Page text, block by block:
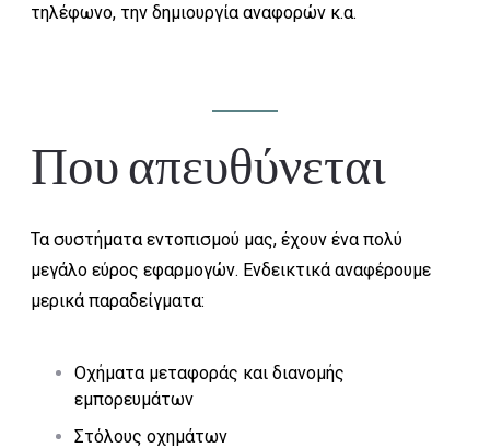
τηλέφωνο, την δημιουργία αναφορών κ.α.
Που απευθύνεται
Τα συστήματα εντοπισμού μας, έχουν ένα πολύ
μεγάλο εύρος εφαρμογών. Ενδεικτικά αναφέρουμε
μερικά παραδείγματα:
Οχήματα μεταφοράς και διανομής
εμπορευμάτων
Στόλους οχημάτων